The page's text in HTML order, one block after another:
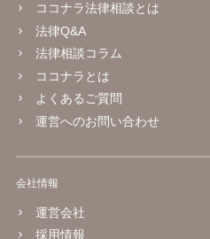
ココナラ法律相談とは
法律Q&A
法律相談コラム
ココナラとは
よくあるご質問
運営へのお問い合わせ
会社情報
運営会社
採用情報